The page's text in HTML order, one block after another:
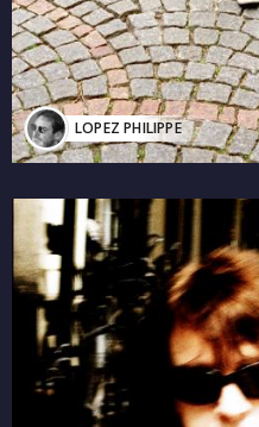
LOPEZ PHILIPPE